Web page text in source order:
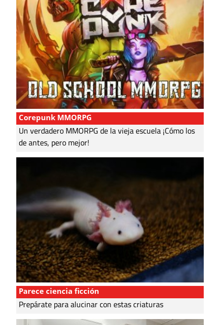
Corepunk MMORPG
Un verdadero MMORPG de la vieja escuela ¡Cómo los
de antes, pero mejor!
Parece ciencia ficción
Prepárate para alucinar con estas criaturas